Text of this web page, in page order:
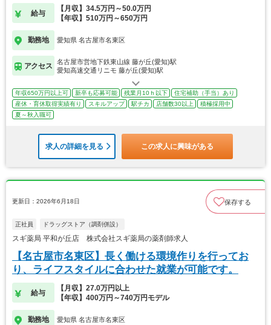
給与
【月収】34.5万円～50.0万円
【年収】510万円～650万円
勤務地 愛知県 名古屋市名東区
アクセス
名古屋市営地下鉄東山線 藤が丘(愛知)駅
愛知高速交通リニモ 藤が丘(愛知)駅
年収650万円以上可 新卒も応募可能 残業月10ｈ以下
住宅補助（手当）あり
産休・育休取得実績有り
スキルアップ 駅チカ 店舗数30以上
積極採用中
夏～秋入職可
求人の詳細を見る この求人に興味がある
更新日：2026年6月18日 保存する
正社員 ドラッグストア（調剤併設）
スギ薬局 平和が丘店 株式会社スギ薬局の薬剤師求人
【名古屋市名東区】長く働ける環境作りを行ってお
り、ライフスタイルに合わせた就業が可能です。
給与
【月収】27.0万円以上
【年収】400万円～740万円モデル
勤務地 愛知県 名古屋市名東区